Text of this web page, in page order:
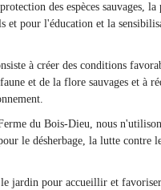
des espèces sauvages,
et pour l'éducation et la
à créer des conditions
et de la flore sauvages et à
du Bois-Dieu, nous
le désherbage, la lutte contre
le jardin pour accueillir et